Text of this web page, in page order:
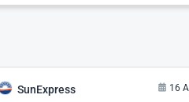
SunExpress 16